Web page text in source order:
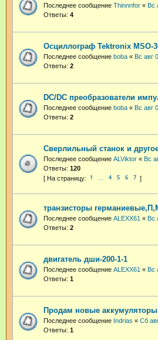
Последнее сообщение Thinnnfor « Вс
Ответы: 4
Осциллограф Tektronix MSO-
Последнее сообщение boba « Вс авг
Ответы: 2
DC/DC преобразователи
Последнее сообщение boba « Вс авг
Ответы: 2
Сверлильный станок и
Последнее сообщение ALViktor « Вс
Ответы: 120
1 4 5 6 7
транзисторы
Последнее сообщение ALEXX61 « Вс
Ответы: 2
двигатель дши-200-1-1
Последнее сообщение ALEXX61 « Вс
Ответы: 1
Продам новые
Последнее сообщение Indrias « Сб
Ответы: 1